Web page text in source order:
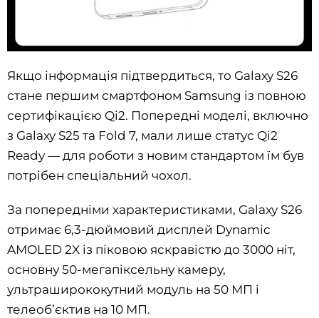
Якщо інформація підтвердиться, то Galaxy S26
стане першим смартфоном Samsung із повною
сертифікацією Qi2. Попередні моделі, включно
з Galaxy S25 та Fold 7, мали лише статус Qi2
Ready — для роботи з новим стандартом їм був
потрібен спеціальний чохол.
За попередніми характеристиками, Galaxy S26
отримає 6,3-дюймовий дисплей Dynamic
AMOLED 2X із піковою яскравістю до 3000 ніт,
основну 50-мегапіксельну камеру,
ультраширококутний модуль на 50 МП і
телеоб’єктив на 10 МП.